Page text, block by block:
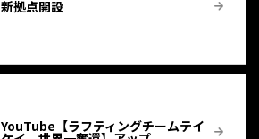
新拠点開設
YouTube【ラフティングチームテイ